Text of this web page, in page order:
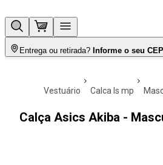
Entrega ou retirada? Informe o seu CEP
vestuário calca ls mp
Calça Asics Akiba -